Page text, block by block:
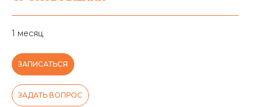
1 месяц
ЗАПИСАТЬСЯ
ЗАДАТЬ ВОПРОС